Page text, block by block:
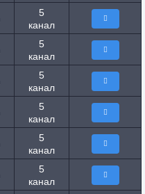
5
канал
5
канал
5
канал
5
канал
5
канал
5
канал